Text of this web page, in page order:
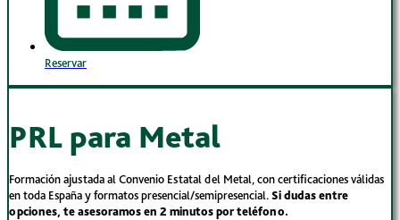
Reservar
PRL para Metal
Formación ajustada al Convenio Estatal del Metal, con certificaciones válidas
en toda España y formatos presencial/semipresencial.Si dudas entre
opciones, te asesoramos en 2 minutos por teléfono.